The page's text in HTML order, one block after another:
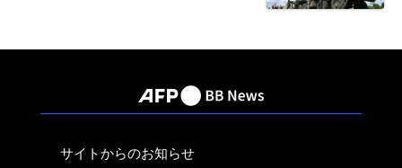
サイトからのお知らせ